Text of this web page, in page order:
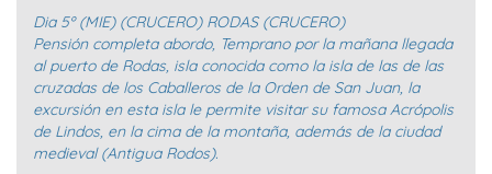
Dia 5º (MIE) (CRUCERO) RODAS (CRUCERO)
Pensión completa abordo, Temprano por la mañana llegada
al puerto de Rodas, isla conocida como la isla de las de las
cruzadas de los Caballeros de la Orden de San Juan, la
excursión en esta isla le permite visitar su famosa Acrópolis
de Lindos, en la cima de la montaña, además de la ciudad
medieval (Antigua Rodos).